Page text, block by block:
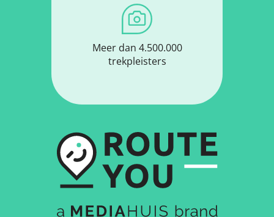
Meer dan 4.500.000
trekpleisters